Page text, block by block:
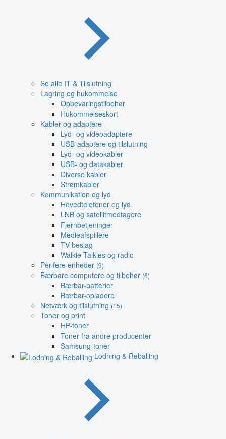
Se alle IT & Tilslutning
Lagring og hukommelse
Opbevaringstilbehør
Hukommelseskort
Kabler og adaptere
Lyd- og videoadaptere
USB-adaptere og tilslutning
Lyd- og videokabler
USB- og datakabler
Diverse kabler
Strømkabler
Kommunikation og lyd
Hovedtelefoner og lyd
LNB og satellitmodtagere
Fjernbetjeninger
Medieafspillere
TV-beslag
Walkie Talkies og radio
Perifere enheder (9)
Bærbare computere og tilbehør (6)
Bærbar-batterier
Bærbar-opladere
Netværk og tilslutning (15)
Toner og print
HP-toner
Toner fra andre producenter
Samsung-toner
Lodning & Reballing